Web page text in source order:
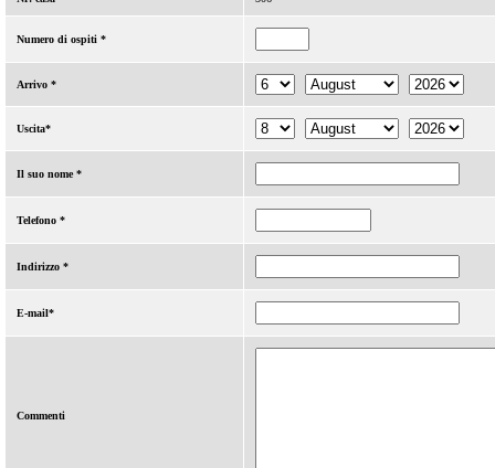
Numero di ospiti *
Arrivo *
Uscita*
Il suo nome *
Telefono *
Indirizzo *
E-mail*
Commenti